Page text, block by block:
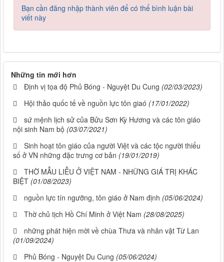
Bạn cần đăng nhập thành viên để có thể bình luận bài
viết này
Những tin mới hơn
Định vị tọa độ Phủ Bóng - Nguyệt Du Cung (02/03/2023)
Hội thảo quốc tế về nguồn lực tôn giaó (17/01/2022)
sứ mệnh lịch sử của Bửu Sơn Kỳ Hương và các tôn giáo
nội sinh Nam bộ (03/07/2021)
Sinh hoạt tôn giáo của người Việt và các tộc người thiểu
số ở VN những đặc trưng cơ bản (19/01/2019)
THỜ MẪU LIỄU Ở VIỆT NAM - NHỮNG GIÁ TRỊ KHÁC
BIỆT (01/08/2023)
nguồn lực tín ngưỡng, tôn giáo ở Nam định (05/06/2024)
Thờ chủ tịch Hồ Chí Minh ở Việt Nam (28/08/2025)
những phát hiện mời về chùa Thưa và nhân vật Từ Lan
(01/09/2024)
Phủ Bóng - Nguyệt Du Cung (05/06/2024)